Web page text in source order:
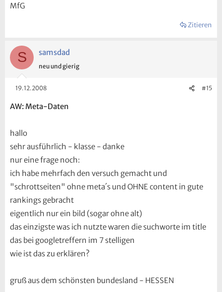
MfG
Zitieren
S samsdad
neu und gierig
19.12.2008 #15
AW: Meta-Daten
hallo
sehr ausführlich - klasse - danke
nur eine frage noch:
ich habe mehrfach den versuch gemacht und
"schrottseiten" ohne meta´s und OHNE content in gute
rankings gebracht
eigentlich nur ein bild (sogar ohne alt)
das einzigste was ich nutzte waren die suchworte im title
das bei googletreffern im 7 stelligen
wie ist das zu erklären?
gruß aus dem schönsten bundesland - HESSEN